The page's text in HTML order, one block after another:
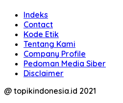
Indeks
Contact
Kode Etik
Tentang Kami
Company Profile
Pedoman Media Siber
Disclaimer
@ topikindonesia.id 2021